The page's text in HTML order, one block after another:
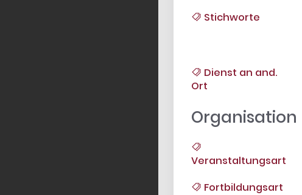
Stichworte
Dienst an and.
Ort
Organisation
Veranstaltungsart
Fortbildungsart